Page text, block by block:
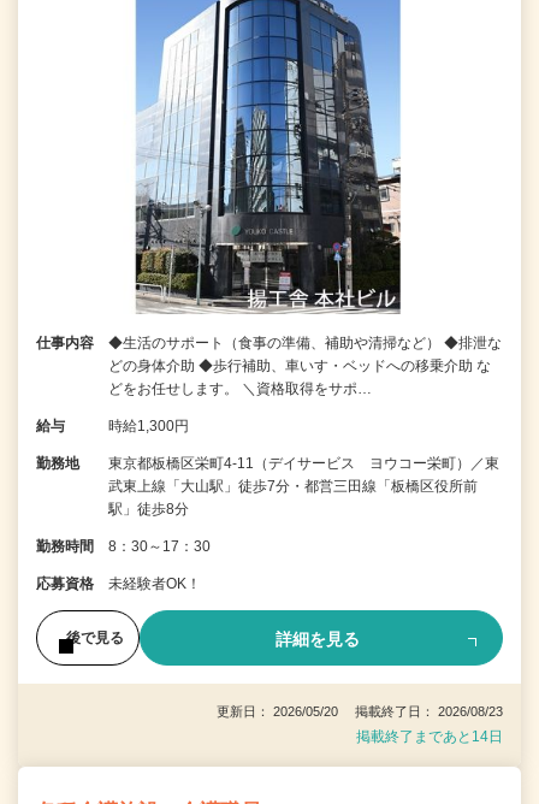
仕事内容
◆生活のサポート（食事の準備、補助や清掃など） ◆排泄な
どの身体介助 ◆歩行補助、車いす・ベッドへの移乗介助 な
どをお任せします。 ＼資格取得をサポ…
給与 時給1,300円
勤務地
東京都板橋区栄町4-11（デイサービス ヨウコー栄町）／東
武東上線「大山駅」徒歩7分・都営三田線「板橋区役所前
駅」徒歩8分
勤務時間 8：30～17：30
応募資格 未経験者OK！
後で見る 詳細を見る
更新日： 2026/05/20 掲載終了日： 2026/08/23
掲載終了まであと14日